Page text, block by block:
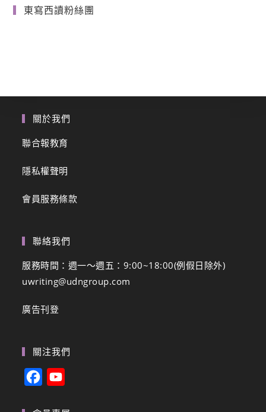
東寫西讀粉絲團
關於我們
聯合報教育
隱私權聲明
會員服務條款
聯絡我們
服務時間：週一～週五：9:00~18:00(例假日除外)
uwriting@udngroup.com
廣告刊登
關注我們